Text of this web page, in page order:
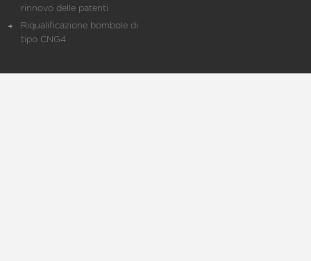
rinnovo delle patenti
Riqualificazione bombole di
tipo CNG4